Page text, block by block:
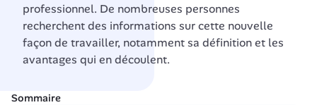
professionnel. De nombreuses personnes
recherchent des informations sur cette nouvelle
façon de travailler, notamment sa définition et les
avantages qui en découlent.
Sommaire